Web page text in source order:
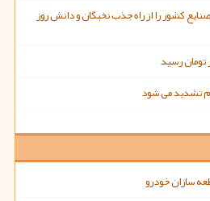
کشور را از راه جذب نخبگان و دانش روز
تشدید می شود
سازان خودرو